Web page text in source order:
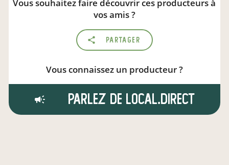
Vous souhaitez faire découvrir ces producteurs à
vos amis ?
Partager
Vous connaissez un producteur ?
Parlez de local.direct